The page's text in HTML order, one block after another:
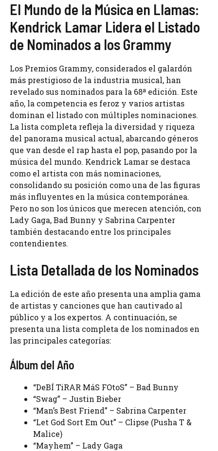
El Mundo de la Música en Llamas:
Kendrick Lamar Lidera el Listado
de Nominados a los Grammy
Los Premios Grammy, considerados el galardón
más prestigioso de la industria musical, han
revelado sus nominados para la 68ª edición. Este
año, la competencia es feroz y varios artistas
dominan el listado con múltiples nominaciones.
La lista completa refleja la diversidad y riqueza
del panorama musical actual, abarcando géneros
que van desde el rap hasta el pop, pasando por la
música del mundo. Kendrick Lamar se destaca
como el artista con más nominaciones,
consolidando su posición como una de las figuras
más influyentes en la música contemporánea.
Pero no son los únicos que merecen atención, con
Lady Gaga, Bad Bunny y Sabrina Carpenter
también destacando entre los principales
contendientes.
Lista Detallada de los Nominados
La edición de este año presenta una amplia gama
de artistas y canciones que han cautivado al
público y a los expertos. A continuación, se
presenta una lista completa de los nominados en
las principales categorías:
Álbum del Año
“DeBÍ TiRAR MáS FOtoS” – Bad Bunny
“Swag” – Justin Bieber
“Man’s Best Friend” – Sabrina Carpenter
“Let God Sort Em Out” – Clipse (Pusha T &
Malice)
“Mayhem” – Lady Gaga